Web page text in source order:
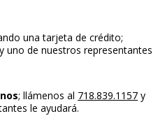
una tarjeta de crédito;
y uno de nuestros representantes
; llámenos al 718.839.1157 y
le ayudará.